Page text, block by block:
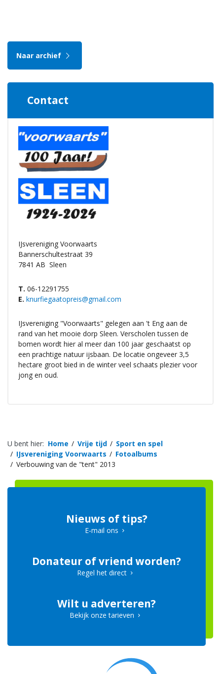
Naar archief
Contact
IJsvereniging Voorwaarts
Bannerschultestraat 39
7841 AB Sleen
T. 06-12291755
E. knurfiegaatopreis@gmail.com
IJsvereniging "Voorwaarts" gelegen aan 't Eng aan de
rand van het mooie dorp Sleen. Verscholen tussen de
bomen wordt hier al meer dan 100 jaar geschaatst op
een prachtige natuur ijsbaan. De locatie ongeveer 3,5
hectare groot bied in de winter veel schaats plezier voor
jong en oud.
U bent hier: Home Vrije tijd
Sport en spel
IJsvereniging Voorwaarts
Fotoalbums
Verbouwing van de "tent" 2013
Nieuws of tips?
E-mail ons
Donateur of vriend worden?
Regel het direct
Wilt u adverteren?
Bekijk onze tarieven